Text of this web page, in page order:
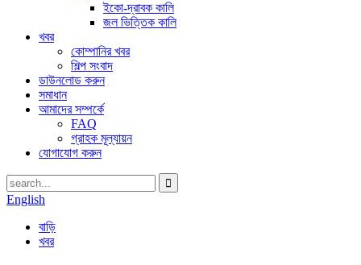
ইকো-দ্রাবক কালি
জল ভিত্তিক কালি
খবর
কোম্পানির খবর
শিল্প সংবাদ
ডাউনলোড করুন
সমাধান
আমাদের সম্পর্কে
FAQ
গ্রাহক মূল্যায়ন
যোগাযোগ করুন
English
বাড়ি
খবর